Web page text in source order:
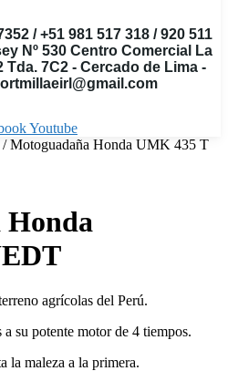
/ +51 981 517 318 / 920 511
Nº 530 Centro Comercial La
Tda. 7C2 - Cercado de Lima -
Youtube
/ Motoguadaña Honda UMK 435 T
Honda
agrícolas del Perú.
su potente motor de 4 tiempos.
la maleza a la primera.